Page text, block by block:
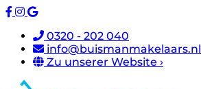
0320 - 202 040
info@buismanmakelaars.nl
Zu unserer Website ›